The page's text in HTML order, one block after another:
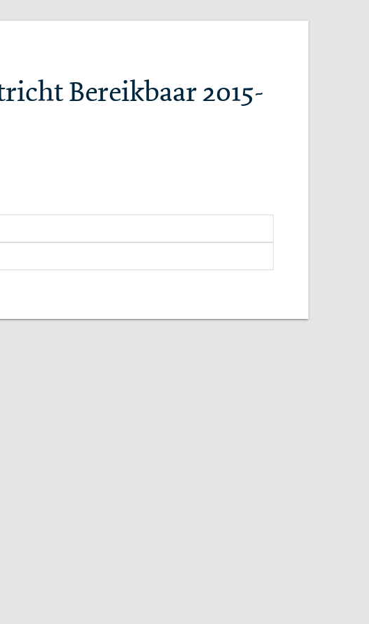
Bereikbaar 2015-